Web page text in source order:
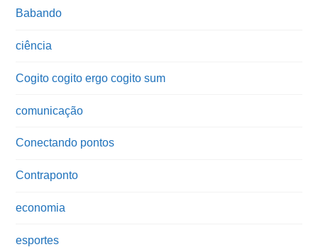
Babando
ciência
Cogito cogito ergo cogito sum
comunicação
Conectando pontos
Contraponto
economia
esportes